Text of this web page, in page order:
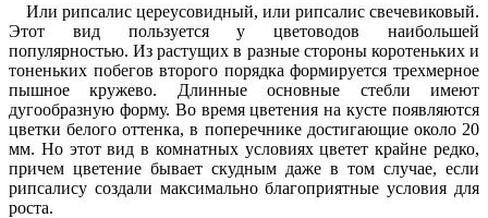
Или рипсалис цереусовидный, или рипсалис свечевиковый.
Этот вид пользуется у цветоводов наибольшей
популярностью. Из растущих в разные стороны коротеньких и
тоненьких побегов второго порядка формируется трехмерное
пышное кружево. Длинные основные стебли имеют
дугообразную форму. Во время цветения на кусте появляются
цветки белого оттенка, в поперечнике достигающие около 20
мм. Но этот вид в комнатных условиях цветет крайне редко,
причем цветение бывает скудным даже в том случае, если
рипсалису создали максимально благоприятные условия для
роста.